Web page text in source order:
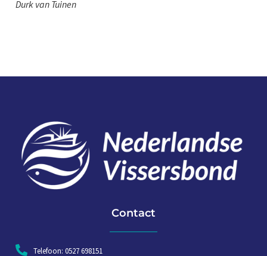
Durk van Tuinen
Contact
Telefoon: 0527 698151